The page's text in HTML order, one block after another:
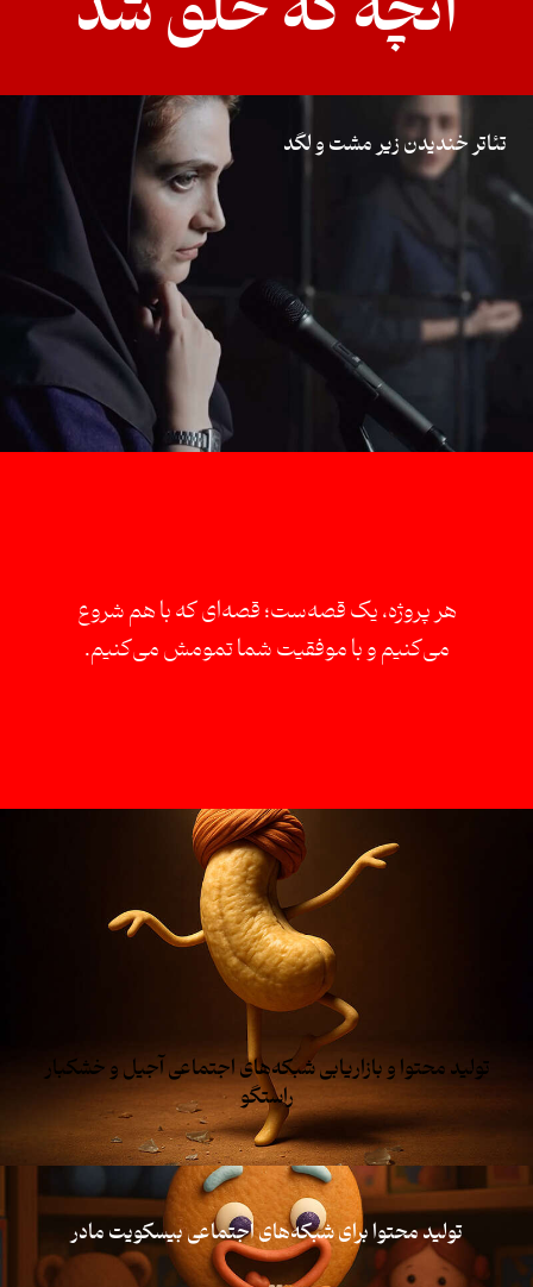
تئاتر خندیدن زیر مشت و لگد
هر پروژه، یک قصه‌ست؛ قصه‌ای که با هم شروع
می‌کنیم و با موفقیت شما تمومش می‌کنیم.
تولید محتوا و بازاریابی شبکه‌های اجتماعی آجیل و خشکبار
راستگو
تولید محتوا برای شبکه‌های اجتماعی بیسکویت مادر